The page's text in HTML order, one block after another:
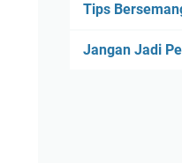
Tips
Jangan Jadi